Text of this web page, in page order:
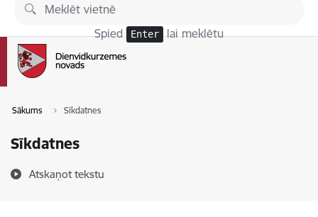
Pāriet uz lapas saturu
Spied Enter lai meklētu
Sākums Sīkdatnes
Sīkdatnes
Atskaņot tekstu